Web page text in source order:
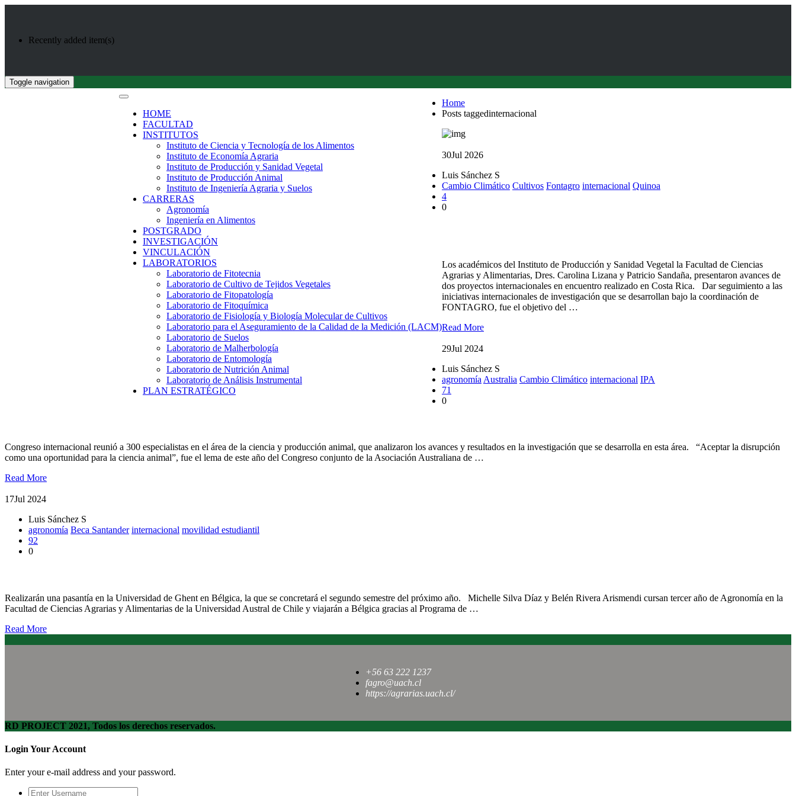
Recently added item(s)
Toggle navigation
HOME
FACULTAD
INSTITUTOS
Instituto de Ciencia y Tecnología de los Alimentos
Instituto de Economía Agraria
Instituto de Producción y Sanidad Vegetal
Instituto de Producción Animal
Instituto de Ingeniería Agraria y Suelos
CARRERAS
Agronomía
Ingeniería en Alimentos
POSTGRADO
INVESTIGACIÓN
VINCULACIÓN
LABORATORIOS
Laboratorio de Fitotecnia
Laboratorio de Cultivo de Tejidos Vegetales
Laboratorio de Fitopatología
Laboratorio de Fitoquímica
Laboratorio de Fisiología y Biología Molecular de Cultivos
Laboratorio para el Aseguramiento de la Calidad de la Medición (LACM)
Laboratorio de Suelos
Laboratorio de Malherbología
Laboratorio de Entomología
Laboratorio de Nutrición Animal
Laboratorio de Análisis Instrumental
PLAN ESTRATÉGICO
Home
Posts taggedinternacional
30Jul 2026
Luis Sánchez S
Cambio Climático Cultivos Fontagro internacional Quinoa
4
0
Los académicos del Instituto de Producción y Sanidad Vegetal la Facultad de Ciencias
Agrarias y Alimentarias, Dres. Carolina Lizana y Patricio Sandaña, presentaron avances de
dos proyectos internacionales en encuentro realizado en Costa Rica. Dar seguimiento a las
iniciativas internacionales de investigación que se desarrollan bajo la coordinación de
FONTAGRO, fue el objetivo del …
Read More
29Jul 2024
Luis Sánchez S
agronomía Australia Cambio Climático internacional IPA
71
0
Congreso internacional reunió a 300 especialistas en el área de la ciencia y producción animal, que analizaron los avances y resultados en la investigación que se desarrolla en esta área. “Aceptar la disrupción
como una oportunidad para la ciencia animal”, fue el lema de este año del Congreso conjunto de la Asociación Australiana de …
Read More
17Jul 2024
Luis Sánchez S
agronomía Beca Santander internacional movilidad estudiantil
92
0
Realizarán una pasantía en la Universidad de Ghent en Bélgica, la que se concretará el segundo semestre del próximo año. Michelle Silva Díaz y Belén Rivera Arismendi cursan tercer año de Agronomía en la
Facultad de Ciencias Agrarias y Alimentarias de la Universidad Austral de Chile y viajarán a Bélgica gracias al Programa de …
Read More
+56 63 222 1237
fagro@uach.cl
https://agrarias.uach.cl/
RD PROJECT 2021, Todos los derechos reservados.
Login Your Account
Enter your e-mail address and your password.